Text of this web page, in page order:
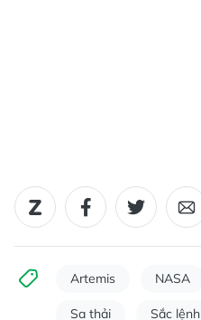
Artemis NASA
Sa thải Sắc lệnh